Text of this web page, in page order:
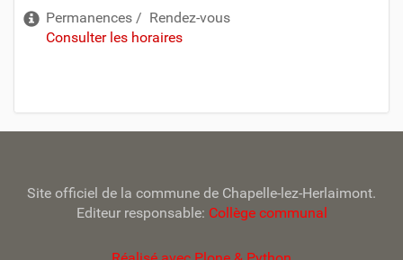
Permanences / Rendez-vous
Consulter les horaires
Site officiel de la commune de Chapelle-lez-Herlaimont.
Editeur responsable: Collège communal